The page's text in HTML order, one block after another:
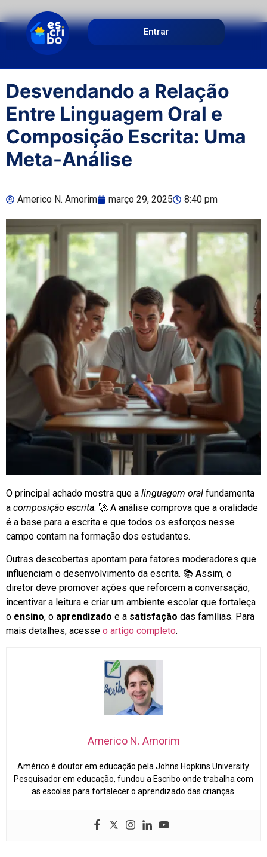
Entrar
Desvendando a Relação
Entre Linguagem Oral e
Composição Escrita: Uma
Meta-Análise
Americo N. Amorim março 29, 2025 8:40 pm
O principal achado mostra que a linguagem oral fundamenta
a composição escrita. 🚀 A análise comprova que a oralidade
é a base para a escrita e que todos os esforços nesse
campo contam na formação dos estudantes.
Outras descobertas apontam para fatores moderadores que
influenciam o desenvolvimento da escrita. 📚 Assim, o
diretor deve promover ações que reforcem a conversação,
incentivar a leitura e criar um ambiente escolar que fortaleça
o ensino, o aprendizado e a satisfação das famílias. Para
mais detalhes, acesse o artigo completo.
Americo N. Amorim
Américo é doutor em educação pela Johns Hopkins University.
Pesquisador em educação, fundou a Escribo onde trabalha com
as escolas para fortalecer o aprendizado das crianças.